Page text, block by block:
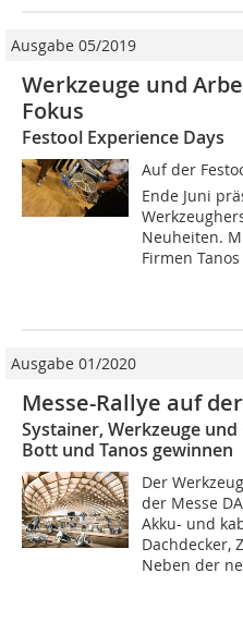
Ausgabe 05/2019
Werkzeuge und
Fokus
Festool Experience Days
Auf der
Ende Juni
Neuheiten.
Firmen
Ausgabe 01/2020
Messe-Rallye auf
Systainer, Werkzeuge
Bott und Tanos gewinnen
Der
der Messe
Akku- und
Dachdecker,
Neben der